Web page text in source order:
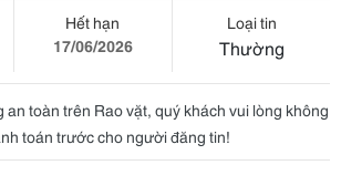
Hết hạn
17/06/2026
Loại tin
Thường
toàn trên Rao vặt, quý khách vui lòng không
toán trước cho người đăng tin!